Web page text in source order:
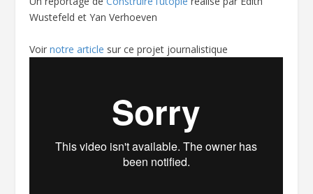
Wustefeld et Yan Verhoeven
Voirnotre article sur ce projet journalistique